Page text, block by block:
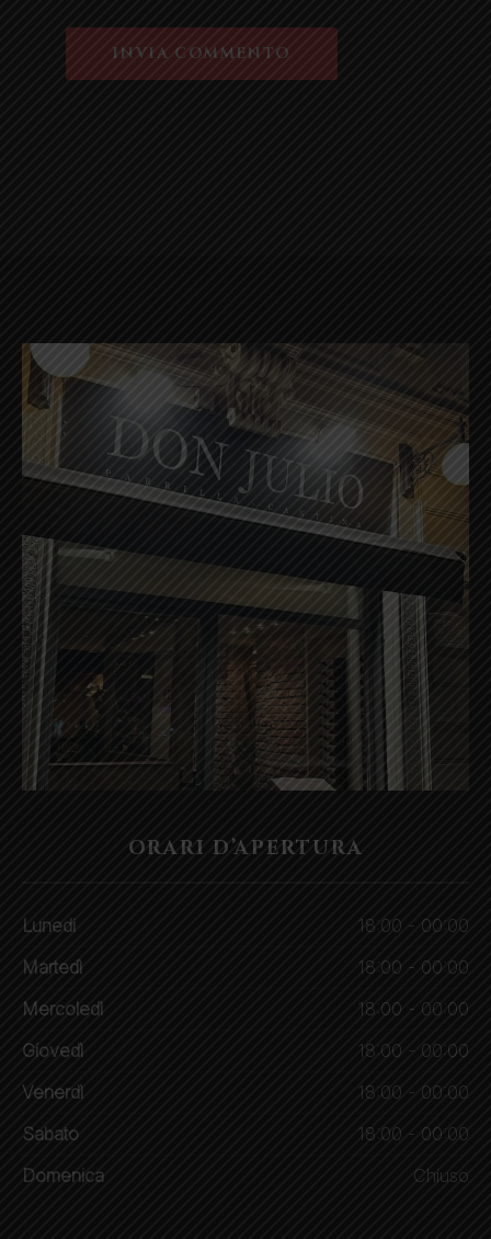
ORARI D’APERTURA
Lunedi
18:00 - 00:00
Martedì
18:00 - 00:00
Mercoledì
18:00 - 00:00
Giovedì
18:00 - 00:00
Venerdì
18:00 - 00:00
Sabato
18:00 - 00:00
Domenica
Chiuso